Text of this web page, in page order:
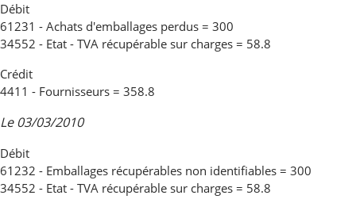
Débit
61231 - Achats d'emballages perdus = 300
34552 - Etat - TVA récupérable sur charges = 58.8
Crédit
4411 - Fournisseurs = 358.8
Le 03/03/2010
Débit
61232 - Emballages récupérables non identifiables = 300
34552 - Etat - TVA récupérable sur charges = 58.8